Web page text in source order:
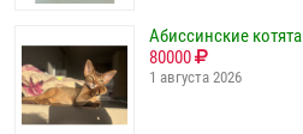
Абиссинские котята
80000
1 августа 2026